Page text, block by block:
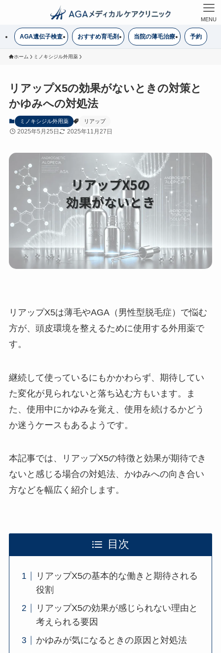
MENU
AGA遺伝子検査 おすすめ育毛剤 当院の薄毛治療 予約
ホーム ミノキシジル外用薬
リアップX5の効果がないときの対策と
かゆみへの対処法
ミノキシジル外用薬 リアップ
2025年5月25日 2025年11月27日
リアップX5は薄毛やAGA（男性型脱毛症）で悩む
方が、頭皮環境を整えるために使用する外用薬で
す。
継続して使っているにもかかわらず、期待してい
た変化が見られないと落ち込む方もいます。ま
た、使用中にかゆみを覚え、使用を続けるかどう
か迷うケースもあるようです。
本記事では、リアップX5の特徴と効果が期待でき
ないと感じる場合の対処法、かゆみへの向き合い
方などを幅広く紹介します。
目次
リアップX5の基本的な働きと期待される
役割
リアップX5の効果が感じられない理由と
考えられる要因
かゆみが気になるときの原因と対処法